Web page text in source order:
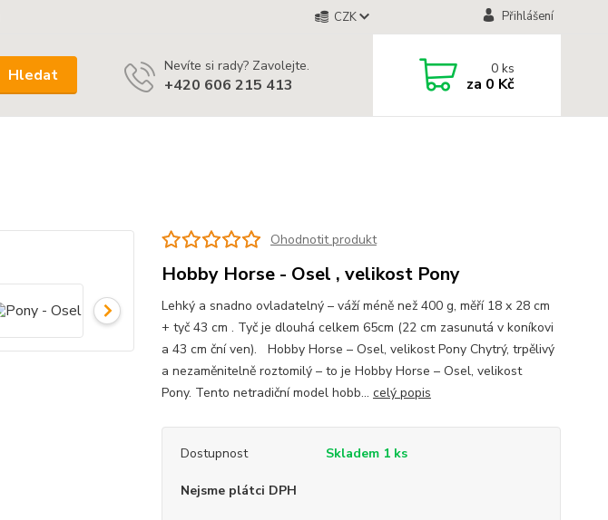
CZK Přihlášení
Hledat Nevíte si rady? Zavolejte.
+420 606 215 413
0ks
za 0 Kč
Ohodnotit produkt
Hobby Horse - Osel , velikost Pony
Lehký a snadno ovladatelný – váží méně než 400 g, měří 18 x 28 cm
+ tyč 43 cm . Tyč je dlouhá celkem 65cm (22 cm zasunutá v koníkovi
a 43 cm ční ven). Hobby Horse – Osel, velikost Pony Chytrý, trpělivý
a nezaměnitelně roztomilý – to je Hobby Horse – Osel, velikost
Pony. Tento netradiční model hobb... celý popis
Dostupnost Skladem 1 ks
Nejsme plátci DPH